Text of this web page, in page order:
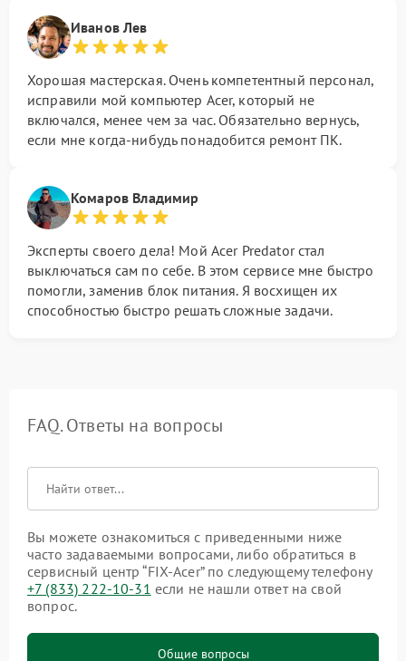
Иванов Лев
Хорошая мастерская. Очень компетентный персонал,
исправили мой компьютер Acer, который не
включался, менее чем за час. Обязательно вернусь,
если мне когда-нибудь понадобится ремонт ПК.
Комаров Владимир
Эксперты своего дела! Мой Acer Predator стал
выключаться сам по себе. В этом сервисе мне быстро
помогли, заменив блок питания. Я восхищен их
способностью быстро решать сложные задачи.
FAQ. Ответы на вопросы
Вы можете ознакомиться с приведенными ниже
часто задаваемыми вопросами, либо обратиться в
сервисный центр “FIX-Acer” по следующему телефону
+7 (833) 222-10-31 если не нашли ответ на свой
вопрос.
Общие вопросы